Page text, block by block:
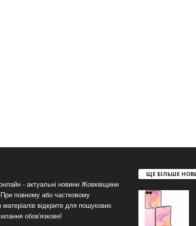
- актуальні новини Жовківщини
При повному або частковому
матеріалів відкрите для пошукових
обов'язкове!
ЩЕ БІЛЬШЕ